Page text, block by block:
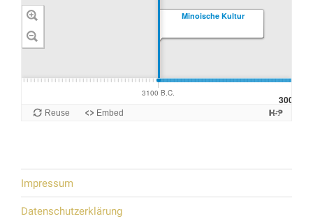
Hunerich verheiratet worden war und damit –
zumindest nominell – auch von seiner Seite ein
Herrschaftsanspruch bestand, ließ er sie wieder frei.
Ressourcen, um Rom wirtschaftlich unter Druck zu
setzen – z.B. durch das Einstellen der
Getreidelieferungen an die Hauptstadt, vielmehr
die Durchsetzung seiner Anliegen und machte sich
und seine Vandalen zu einem unentbehrlichem Teil
im Spiel um die Macht Roms.
Impressum
Datenschutzerklärung